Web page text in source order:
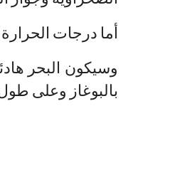
أما درجات
وسيكون البحر
بالبوغاز وعلى